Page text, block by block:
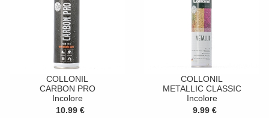
COLLONIL
CARBON PRO
Incolore
10.99 €
COLLONIL
METALLIC CLASSIC
Incolore
9.99 €